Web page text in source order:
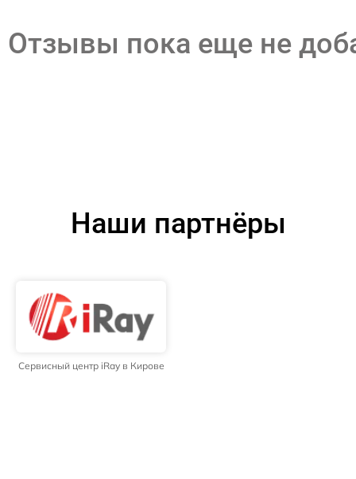
Отзывы пока еще не
Наши партнёры
Сервисный центр iRay в Кирове